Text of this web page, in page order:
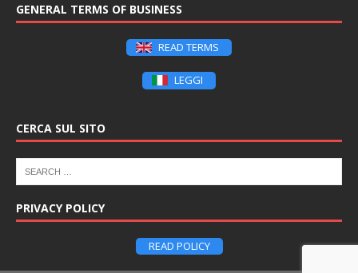
GENERAL TERMS OF BUSINESS
READ TERMS
LEGGI
CERCA SUL SITO
PRIVACY POLICY
READ POLICY